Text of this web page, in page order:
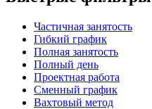
Частичная занятость
Гибкий график
Полная занятость
Полный день
Проектная работа
Сменный график
Вахтовый метод